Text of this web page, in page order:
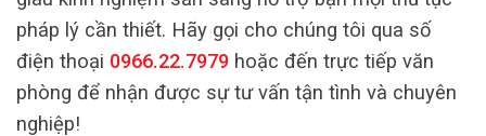
pháp lý cần thiết. Hãy gọi cho chúng tôi qua số
điện thoại 0966.22.7979 hoặc đến trực tiếp văn
phòng để nhận được sự tư vấn tận tình và chuyên
nghiệp!